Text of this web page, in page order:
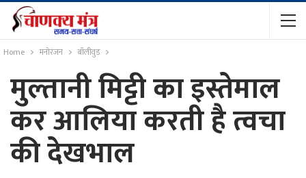
Home मनोरंजन बॉलीवुड
मुल्तानी मिट्टी का इस्तेमाल
कर आलिया करती है त्वचा
की देखभाल